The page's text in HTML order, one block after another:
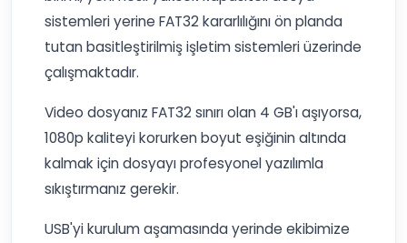
sistemleri yerine FAT32 kararlılığını ön planda
tutan basitleştirilmiş işletim sistemleri üzerinde
çalışmaktadır.
Video dosyanız FAT32 sınırı olan 4 GB'ı aşıyorsa,
1080p kaliteyi korurken boyut eşiğinin altında
kalmak için dosyayı profesyonel yazılımla
sıkıştırmanız gerekir.
USB'yi kurulum aşamasında yerinde ekibimize